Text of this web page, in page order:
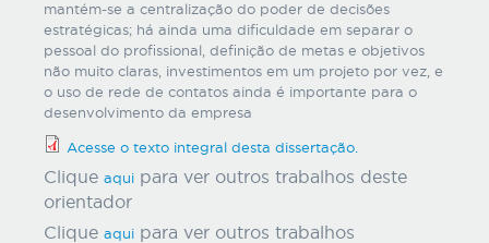
mantém-se a centralização do poder de decisões
estratégicas; há ainda uma dificuldade em separar o
pessoal do profissional, definição de metas e objetivos
não muito claras, investimentos em um projeto por vez, e
o uso de rede de contatos ainda é importante para o
desenvolvimento da empresa
Acesse o texto integral desta dissertação.
Clique aqui para ver outros trabalhos deste
orientador
Clique aqui para ver outros trabalhos